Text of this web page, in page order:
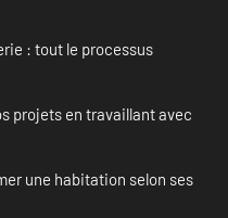
: tout le processus
projets en travaillant avec
une habitation selon ses